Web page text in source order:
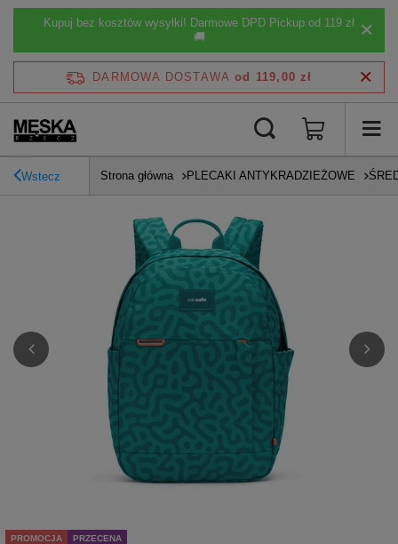
Kupuj bez kosztów wysyłki! Darmowe DPD Pickup od 119 zł
🚚
DARMOWA DOSTAWA od 119,00 zł
Wstecz Strona główna PLECAKI ANTYKRADZIEŻOWE
PROMOCJA PRZECENA